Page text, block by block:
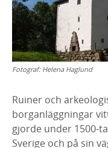
Fotograf: Helena Haglund
Ruiner och
borganläggningar
gjorde under 1500-
Sverige och på sin